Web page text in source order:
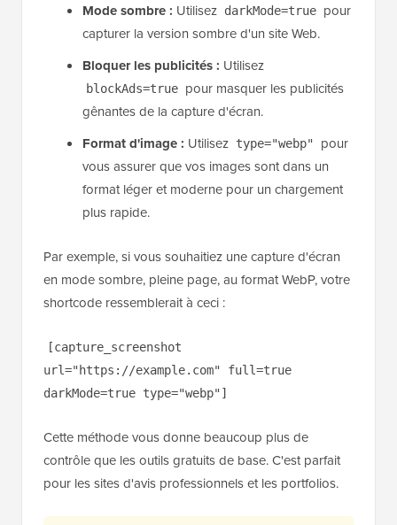
Mode sombre : Utilisez darkMode=true pour
capturer la version sombre d'un site Web.
Bloquer les publicités : Utilisez
blockAds=true pour masquer les publicités
gênantes de la capture d'écran.
Format d'image : Utilisez type="webp"
pour
vous assurer que vos images sont dans un
format léger et moderne pour un chargement
plus rapide.
Par exemple, si vous souhaitiez une capture d'écran
en mode sombre, pleine page, au format WebP, votre
shortcode ressemblerait à ceci :
[capture_screenshot
url="https://example.com" full=true
darkMode=true type="webp"]
Cette méthode vous donne beaucoup plus de
contrôle que les outils gratuits de base. C'est parfait
pour les sites d'avis professionnels et les portfolios.